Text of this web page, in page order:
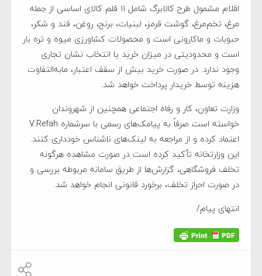
اقلام مشمول طرح کالابرگ شامل ۱۱ قلم کالای اساسی از جمله
مرغ، تخم‌مرغ، گوشت قرمز، لبنیات، برنج، روغن، قند و شکر،
حبوبات و ماکارونی است و محصولات کشاورزی میوه و تره بار
است و محدودیتی در میزان خرید یا انتخاب نشان تجاری
وجود ندارد. در صورت خرید بیش از سقف اعتبار، مابه‌التفاوت
هزینه توسط خریدار پرداخت خواهد شد.
وزارت تعاون، کار و رفاه اجتماعی همچنین از شهروندان
خواسته است صرفاً به پیامک‌های رسمی با سرشماره V.Refah
اعتماد کرده و از مراجعه به لینک‌های ناشناس خودداری کنند.
این وزارتخانه تأکید کرده است در صورت مشاهده هرگونه
تخلف فروشگاهی، گزارش‌ها از طریق سامانه مربوطه بررسی و
در صورت احراز تخلف، برخورد قانونی انجام خواهد شد.
انتهای پیام/